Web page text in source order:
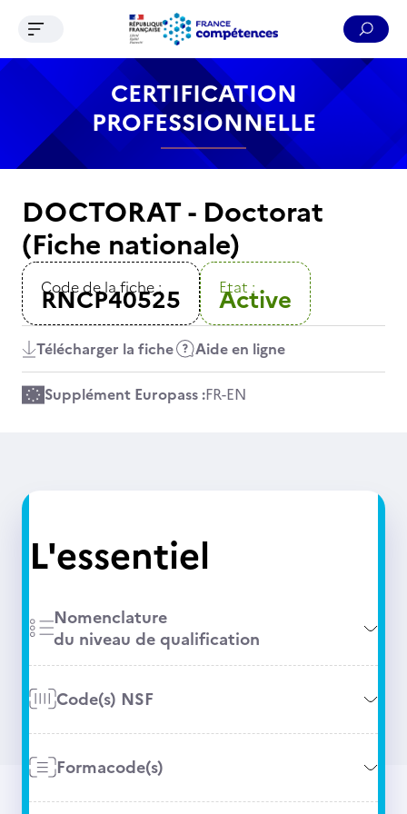
Contenu Recherche Menu Pied de page
Ouvrir le menu de navigation
CERTIFICATION
PROFESSIONNELLE
DOCTORAT - Doctorat
(Fiche nationale)
Code de la fiche :
RNCP40525 Etat :
Active
Télécharger la fiche Aide en ligne
Supplément Europass :FR-EN
L'essentiel
Nomenclature
du niveau de qualification
Code(s) NSF
Formacode(s)